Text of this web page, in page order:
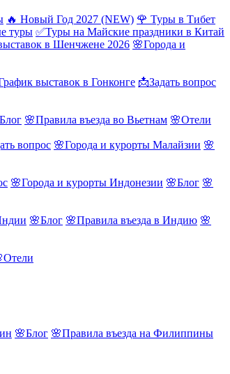
🔥 Новый Год 2027 (NEW) 🌹 Туры в Тибет
туры ✅Туры на Майские праздники в Китай
в Шенчжене 2026 🌸Города и
выставок в Гонконге 📩Задать вопрос
🌸Правила въезда во Вьетнам 🌸Отели
вопрос 🌸Города и курорты Малайзии 🌸
🌸Города и курорты Индонезии 🌸Блог 🌸
🌸Блог 🌸Правила въезда в Индию 🌸
🌸Блог 🌸Правила въезда на Филиппины